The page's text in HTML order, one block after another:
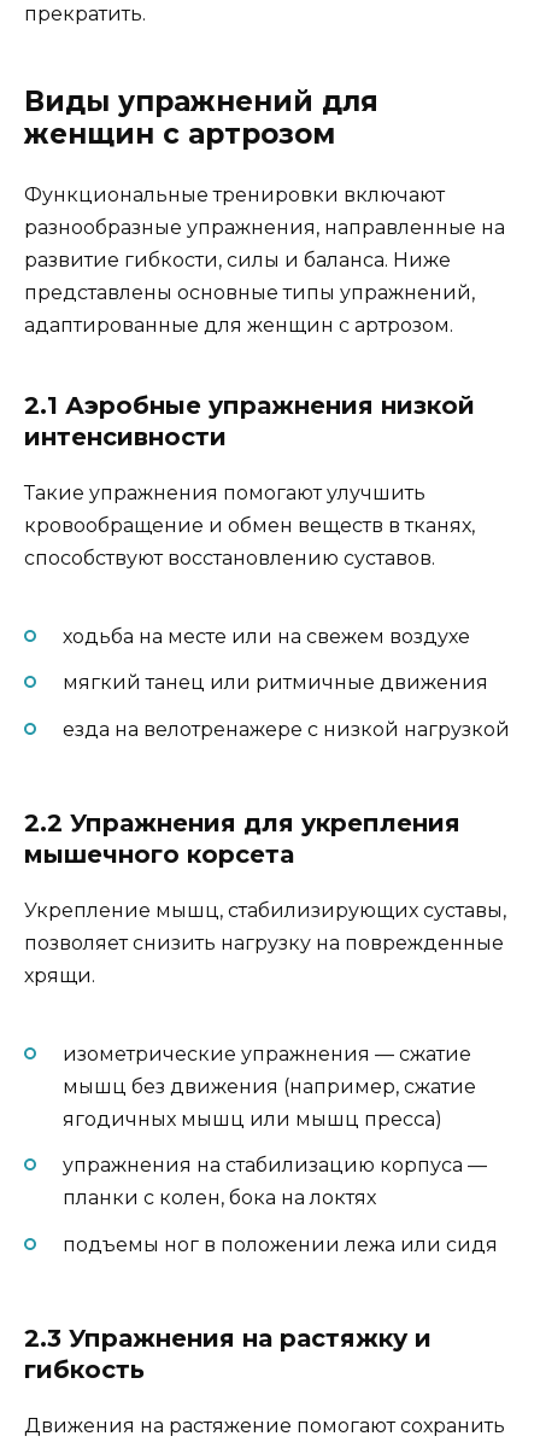
прекратить.
Виды упражнений для
женщин с артрозом
Функциональные тренировки включают
разнообразные упражнения, направленные на
развитие гибкости, силы и баланса. Ниже
представлены основные типы упражнений,
адаптированные для женщин с артрозом.
2.1 Аэробные упражнения низкой
интенсивности
Такие упражнения помогают улучшить
кровообращение и обмен веществ в тканях,
способствуют восстановлению суставов.
ходьба на месте или на свежем воздухе
мягкий танец или ритмичные движения
езда на велотренажере с низкой нагрузкой
2.2 Упражнения для укрепления
мышечного корсета
Укрепление мышц, стабилизирующих суставы,
позволяет снизить нагрузку на поврежденные
хрящи.
изометрические упражнения — сжатие
мышц без движения (например, сжатие
ягодичных мышц или мышц пресса)
упражнения на стабилизацию корпуса —
планки с колен, бока на локтях
подъемы ног в положении лежа или сидя
2.3 Упражнения на растяжку и
гибкость
Движения на растяжение помогают сохранить